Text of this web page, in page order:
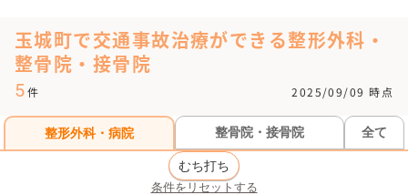
玉城町で交通事故治療ができる整形外科・
整骨院・接骨院
5 件 2025/09/09 時点
整形外科・病院 整骨院・接骨院 全て
むち打ち
条件をリセットする